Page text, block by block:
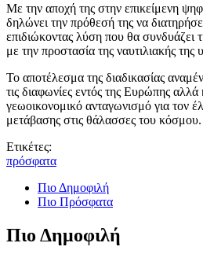
Με την αποχή της στην επικείμενη
δηλώνει την πρόθεσή της να
επιδιώκοντας λύση που θα συνδυάζει
με την προστασία της ναυτιλιακής της
Το αποτέλεσμα της διαδικασίας
τις διαφωνίες εντός της Ευρώπης αλλά
γεωοικονομικό ανταγωνισμό για τον
μετάβασης στις θάλασσες του κόσμου.
Ετικέτες:
πρόσφατα
Πιο Δημοφιλή
Πιο Πρόσφατα
Πιο Δημοφιλή